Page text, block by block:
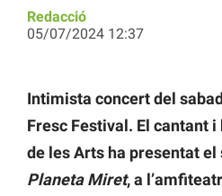
Redacció
05/07/2024 12:37
Intimista concert del
Fresc Festival. El cantant
de les Arts ha presentat
Planeta Miret, a